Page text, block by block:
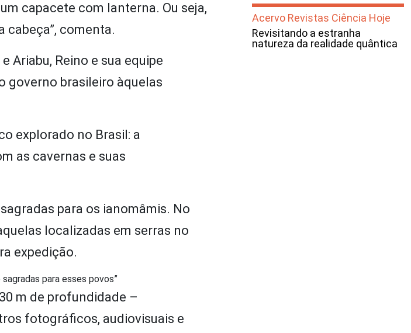
capacete com lanterna. Ou seja,
cabeça”, comenta.
Ariabu, Reino e sua equipe
governo brasileiro àquelas
explorado no Brasil: a
as cavernas e suas
para os ianomâmis. No
localizadas em serras no
expedição.
para esses povos”
m de profundidade –
fotográficos, audiovisuais e
Acervo Revistas Ciência Hoje
Revisitando a estranha
natureza da realidade quântica